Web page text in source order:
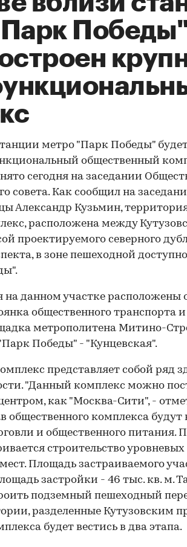
метро "Парк Победы"
общественный
сегодня на заседании
совета. Как сообщил на
Александр Кузьмин,
расположена между
проектируемого северного
в зоне пешеходной
на данном участке расположены
общественного транспорта и
метрополитена Митино-
Победы" - "Кунцевская".
представляет собой ряд
"Данный комплекс можно
как "Москва-Сити", -
общественного комплекса
и общественного питания.
строительство
Площадь застраиваемого
застройки - 46 тыс. кв. м.
подземный пешеходный
разделенные Кутузовским
будет вестись в два этапа.